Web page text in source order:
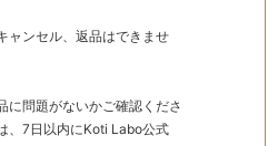
ャンセル、返品はできませ
に問題がないかご確認くださ
、7日以内にKoti Labo公式